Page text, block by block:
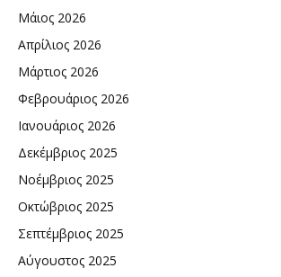
Μάιος 2026
Απρίλιος 2026
Μάρτιος 2026
Φεβρουάριος 2026
Ιανουάριος 2026
Δεκέμβριος 2025
Νοέμβριος 2025
Οκτώβριος 2025
Σεπτέμβριος 2025
Αύγουστος 2025